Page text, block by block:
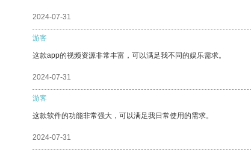
2024-07-31
游客
这款app的视频资源非常丰富，可以满足我不同的娱乐需求。
2024-07-31
游客
这款软件的功能非常强大，可以满足我日常使用的需求。
2024-07-31